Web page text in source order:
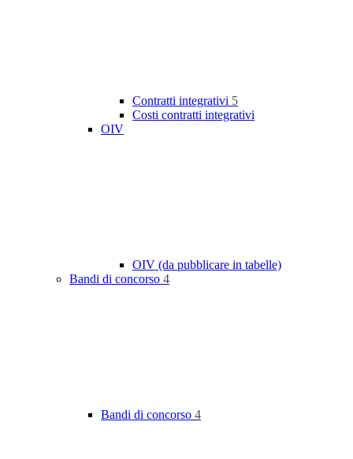
Contratti integrativi 5
Costi contratti integrativi
OIV
OIV (da pubblicare in tabelle)
Bandi di concorso 4
Bandi di concorso 4